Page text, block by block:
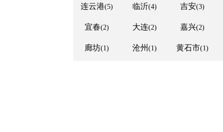
连云港(5) 临沂(4) 吉安(3)
宜春(2) 大连(2) 嘉兴(2)
廊坊(1) 沧州 (1) 黄石市(1)